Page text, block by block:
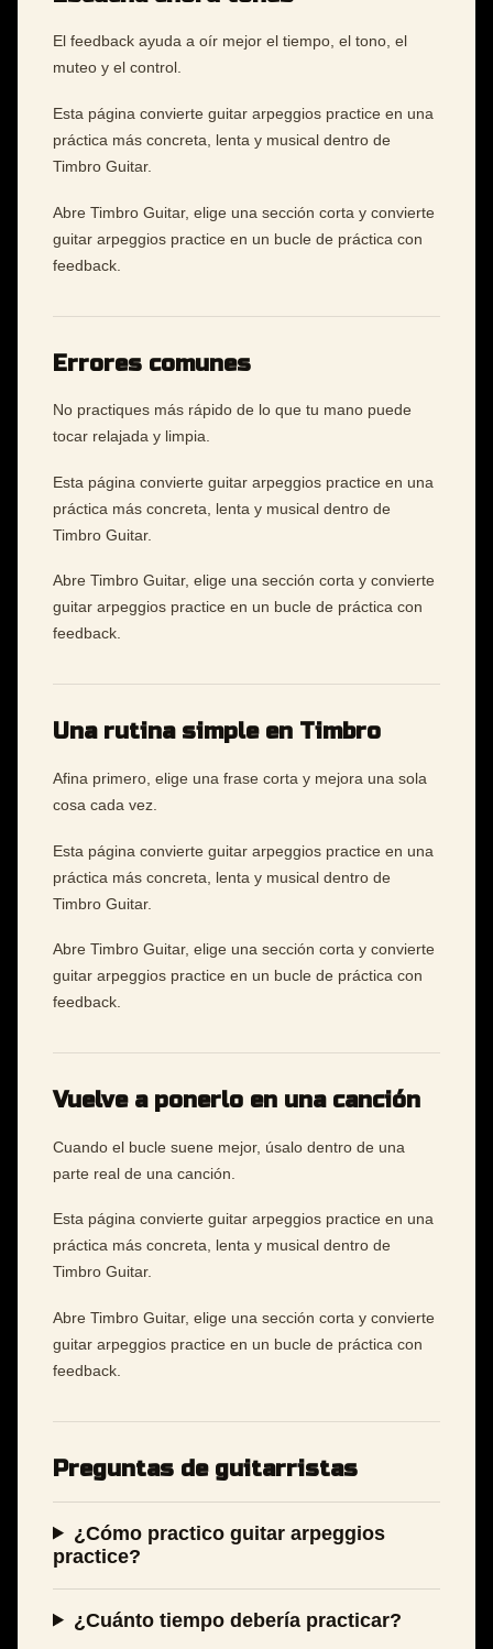
El feedback ayuda a oír mejor el tiempo, el tono, el
muteo y el control.
Esta página convierte guitar arpeggios practice en una
práctica más concreta, lenta y musical dentro de
Timbro Guitar.
Abre Timbro Guitar, elige una sección corta y convierte
guitar arpeggios practice en un bucle de práctica con
feedback.
Errores comunes
No practiques más rápido de lo que tu mano puede
tocar relajada y limpia.
Esta página convierte guitar arpeggios practice en una
práctica más concreta, lenta y musical dentro de
Timbro Guitar.
Abre Timbro Guitar, elige una sección corta y convierte
guitar arpeggios practice en un bucle de práctica con
feedback.
Una rutina simple en Timbro
Afina primero, elige una frase corta y mejora una sola
cosa cada vez.
Esta página convierte guitar arpeggios practice en una
práctica más concreta, lenta y musical dentro de
Timbro Guitar.
Abre Timbro Guitar, elige una sección corta y convierte
guitar arpeggios practice en un bucle de práctica con
feedback.
Vuelve a ponerlo en una canción
Cuando el bucle suene mejor, úsalo dentro de una
parte real de una canción.
Esta página convierte guitar arpeggios practice en una
práctica más concreta, lenta y musical dentro de
Timbro Guitar.
Abre Timbro Guitar, elige una sección corta y convierte
guitar arpeggios practice en un bucle de práctica con
feedback.
Preguntas de guitarristas
¿Cómo practico guitar arpeggios
practice?
¿Cuánto tiempo debería practicar?